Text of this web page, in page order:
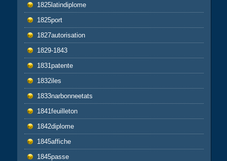
1825latindiplome
1825port
1827autorisation
1829-1843
1831patente
1832iles
1833narbonneetats
1841feuilleton
1842diplome
1845affiche
1845passe